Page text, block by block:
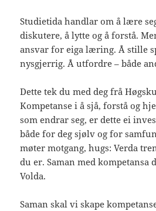
Studietida handlar om å lære
diskutere, å lytte og å forstå.
ansvar for eiga læring. Å stille
nysgjerrig. Å utfordre – både
Dette tek du med deg frå
Kompetanse i å sjå, forstå og
som endrar seg, er dette ei
både for deg sjølv og for
møter motgang, hugs: Verda
du er. Saman med kompetansa
Volda.
Saman skal vi skape